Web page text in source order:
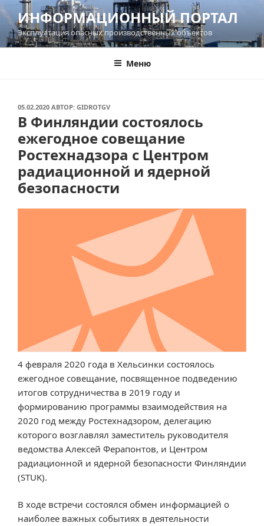
Перейти
содержимому
ИНФОРМАЦИОННЫЙ ПОРТАЛ
Эксплуатация опасных производственных объектов
Меню
ОПУБЛИКОВАНО
05.02.2020 АВТОР: GIDROTGV
В Финляндии состоялось
ежегодное совещание
Ростехнадзора с Центром
радиационной и ядерной
безопасности
4 февраля 2020 года в Хельсинки состоялось
ежегодное совещание, посвященное подведению
итогов сотрудничества в 2019 году и
формированию программы взаимодействия на
2020 год между Ростехнадзором, делегацию
которого возглавлял заместитель руководителя
ведомства Алексей Ферапонтов, и Центром
радиационной и ядерной безопасности Финляндии
(STUK).
В ходе встречи состоялся обмен информацией о
наиболее важных событиях в деятельности